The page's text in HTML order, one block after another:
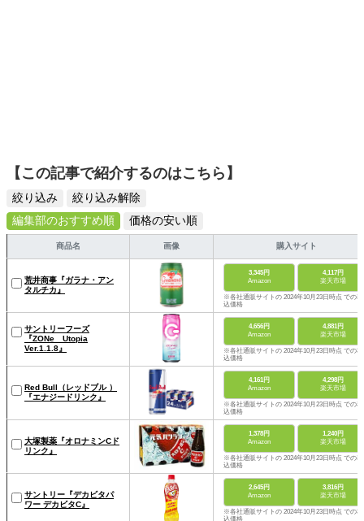
【この記事で紹介するのはこちら】
絞り込み
絞り込み解除
編集部のおすすめ順
価格の安い順
商品名 画像 購入サイト
荒井商事『ガラナ・アン
タルチカ』
3,345円
Amazon
4,117円
楽天市場
※各社通販サイトの 2024年10月23日時点 での税
込価格
サントリーフーズ
『ZONe Utopia
Ver.1.1.8』
4,656円
Amazon
4,881円
楽天市場
※各社通販サイトの 2024年10月23日時点 での税
込価格
Red Bull（レッドブル ）
『エナジードリンク』
4,161円
Amazon
4,298円
楽天市場
※各社通販サイトの 2024年10月23日時点 での税
込価格
大塚製薬『オロナミンCド
リンク』
1,378円
Amazon
1,240円
楽天市場
※各社通販サイトの 2024年10月23日時点 での税
込価格
サントリー『デカビタパ
ワー デカビタC』
2,645円
Amazon
3,816円
楽天市場
※各社通販サイトの 2024年10月23日時点 での税
込価格